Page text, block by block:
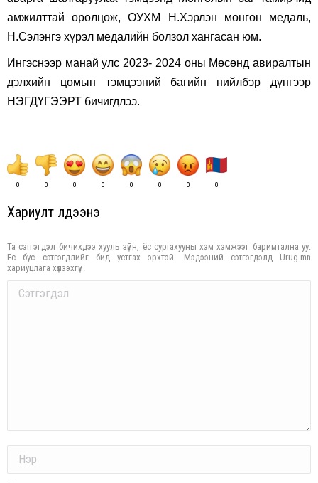
амжилттай оролцож, ОУХМ Н.Хэрлэн мөнгөн медаль,
Н.Сэлэнгэ хүрэл медалийн болзол хангасан юм.
Ингэснээр манай улс 2023- 2024 оны Мөсөнд авиралтын
дэлхийн цомын тэмцээний багийн нийлбэр дүнгээр
НЭГДҮГЭЭРТ бичигдлээ.
0 0 0 0 0 0 0 0
Хариулт үлдээнэ үү
Та сэтгэгдэл бичихдээ хууль зүйн, ёс суртахууны хэм хэмжээг баримтална уу.
Ёс бус сэтгэгдлийг бид устгах эрхтэй. Мэдээний сэтгэгдэлд Urug.mn
хариуцлага хүлээхгүй.
Comment